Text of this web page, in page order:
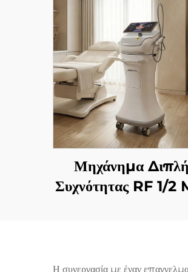
Μηχάνημα
Συχνότητας RF 1/2
Η συνεργασία με έναν